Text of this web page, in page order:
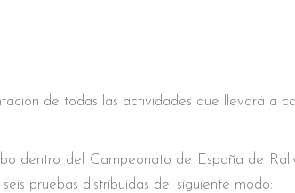
de todas las actividades que llevará a
dentro del Campeonato de España de
pruebas distribuidas del siguiente modo: